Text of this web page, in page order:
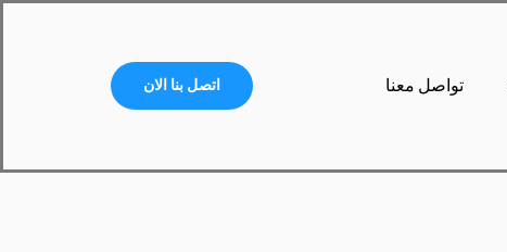
تواصل معنا اتصل بنا الان